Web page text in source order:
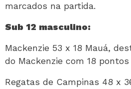
marcados na partida.
Sub 12 masculino:
Mackenzie 53 x 18 Mauá,
do Mackenzie com 18
Regatas de Campinas 48 x